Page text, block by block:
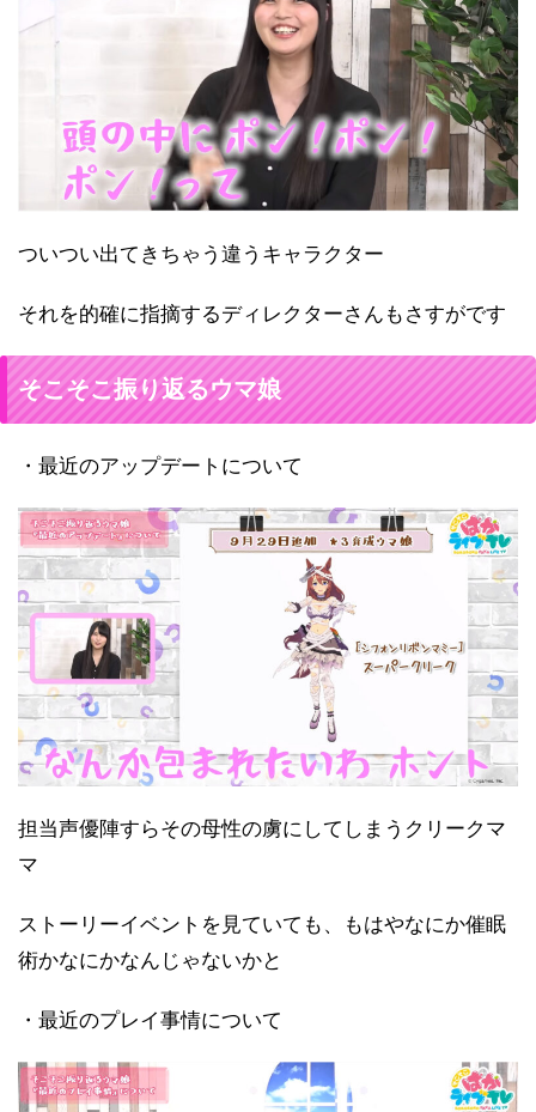
ついつい出てきちゃう違うキャラクター
それを的確に指摘するディレクターさんもさすがです
そこそこ振り返るウマ娘
・最近のアップデートについて
担当声優陣すらその母性の虜にしてしまうクリークマ
マ
ストーリーイベントを見ていても、もはやなにか催眠
術かなにかなんじゃないかと
・最近のプレイ事情について